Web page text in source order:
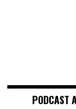
PODCAST